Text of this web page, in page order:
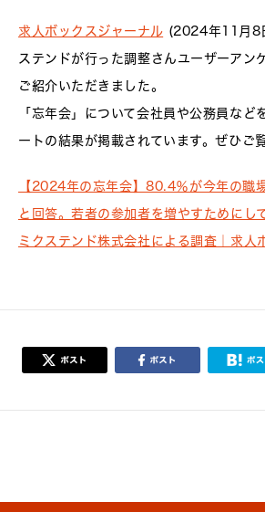
求人ボックスジャーナル (2024年11月8
ステンドが行った調整さんユーザーアン
ご紹介いただきました。
「忘年会」について会社員や公務員など
ートの結果が掲載されています。ぜひご
【2024年の忘年会】80.4％が今年の職
と回答。若者の参加者を増やすためにし
ミクステンド株式会社による調査｜求人